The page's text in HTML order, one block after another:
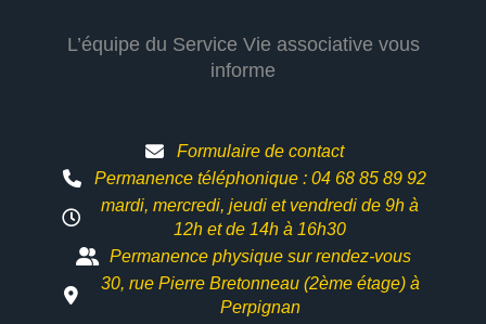
L’équipe du Service Vie associative vous
informe
Formulaire de contact
Permanence téléphonique : 04 68 85 89 92
mardi, mercredi, jeudi et vendredi de 9h à
12h etde 14h à 16h30
Permanence physique sur rendez-vous
30, rue Pierre Bretonneau (2ème étage) à
Perpignan